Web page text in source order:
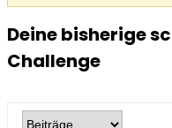
Deine bisherige
Challenge